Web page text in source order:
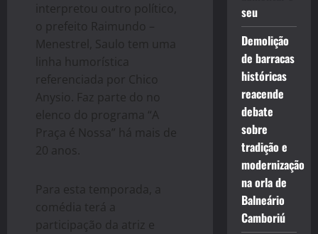
interpretou outro político,
o prefeito Raimundo –
Menestrel, Saulo tem uma
linha humorística
referenciada por Chico
Anysio. Faz parte do no
elenco do programa “A
Praça é Nossa” há mais de
20 anos.
Para esta temporada, a
comédia terá a
participação da atriz e
seu
Demolição
de barracas
históricas
reacende
debate
sobre
tradição e
modernização
na orla de
Balneário
Camboriú